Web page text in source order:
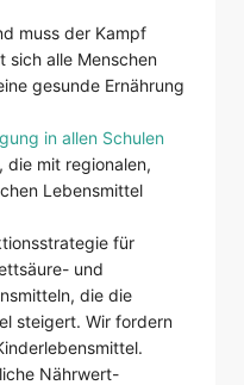
muss der Kampf
sich alle Menschen
gesunde Ernährung
in allen Schulen
, die mit regionalen,
Lebensmittel
für
und
die die
steigert. Wir fordern
Nährwert-